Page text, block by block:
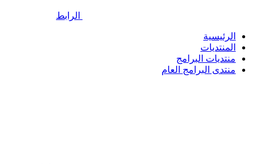
الرابط
الرئيسية
المنتديات
منتديات البرامج
منتدى البرامج العام